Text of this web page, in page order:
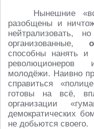
Нынешние
разобщены и
нейтрализовать,
организованные,
способны нанять и
революционеров
молодёжи. Наивно
справиться
готовы на всё,
организации
демократических
не добьются своего.